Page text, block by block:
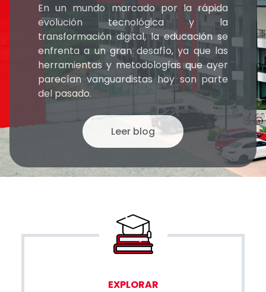
En un mundo marcado por la rápida
evolución tecnológica y la
transformación digital, la educación se
enfrenta a un gran desafío, ya que las
herramientas y metodologías que ayer
parecían vanguardistas hoy son parte
del pasado.
Leer blog
EXPLORAR